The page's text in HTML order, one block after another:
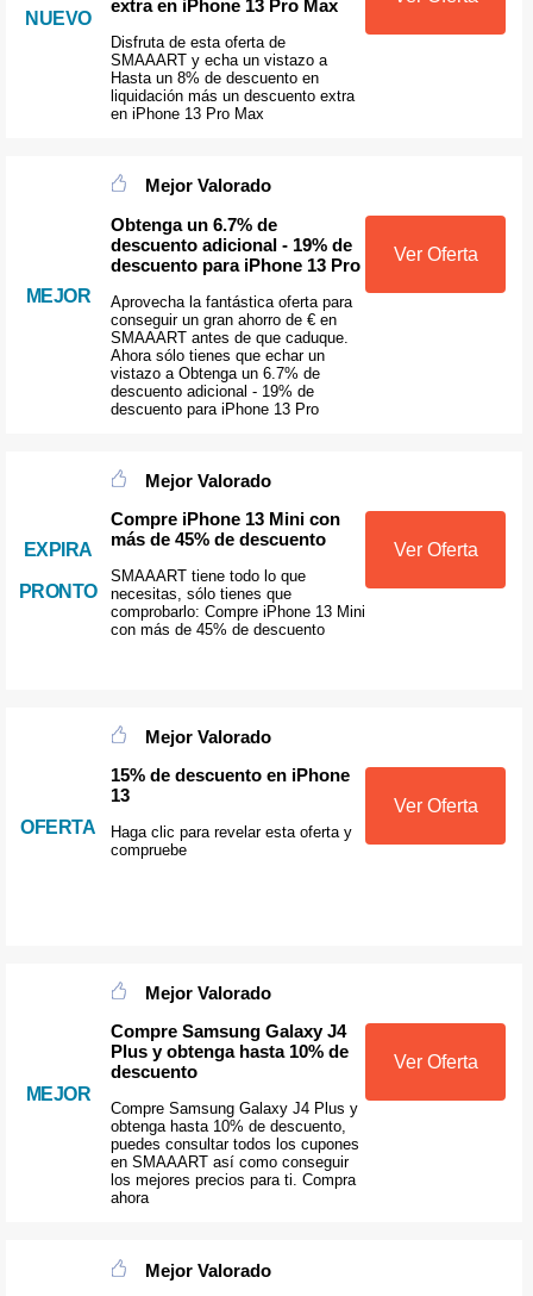
NUEVO
extra en iPhone 13 Pro Max
Disfruta de esta oferta de
SMAAART y echa un vistazo a
Hasta un 8% de descuento en
liquidación más un descuento extra
en iPhone 13 Pro Max
MEJOR
Mejor Valorado
Obtenga un 6.7% de
descuento adicional - 19% de
descuento para iPhone 13 Pro
Aprovecha la fantástica oferta para
conseguir un gran ahorro de € en
SMAAART antes de que caduque.
Ahora sólo tienes que echar un
vistazo a Obtenga un 6.7% de
descuento adicional - 19% de
descuento para iPhone 13 Pro
Ver Oferta
EXPIRA
PRONTO
Mejor Valorado
Compre iPhone 13 Mini con
más de 45% de descuento
SMAAART tiene todo lo que
necesitas, sólo tienes que
comprobarlo: Compre iPhone 13 Mini
con más de 45% de descuento
Ver Oferta
OFERTA
Mejor Valorado
15% de descuento en iPhone
13
Haga clic para revelar esta oferta y
compruebe
Ver Oferta
MEJOR
Mejor Valorado
Compre Samsung Galaxy J4
Plus y obtenga hasta 10% de
descuento
Compre Samsung Galaxy J4 Plus y
obtenga hasta 10% de descuento,
puedes consultar todos los cupones
en SMAAART así como conseguir
los mejores precios para ti. Compra
ahora
Ver Oferta
Mejor Valorado